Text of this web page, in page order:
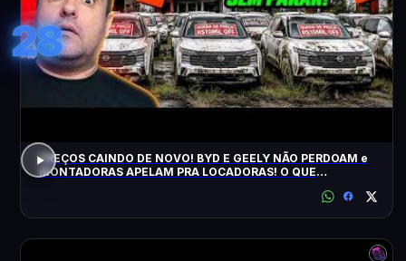
28
PREÇOS CAINDO DE NOVO! BYD E GEELY NÃO PERDOAM e
MONTADORAS APELAM PRA LOCADORAS! O QUE